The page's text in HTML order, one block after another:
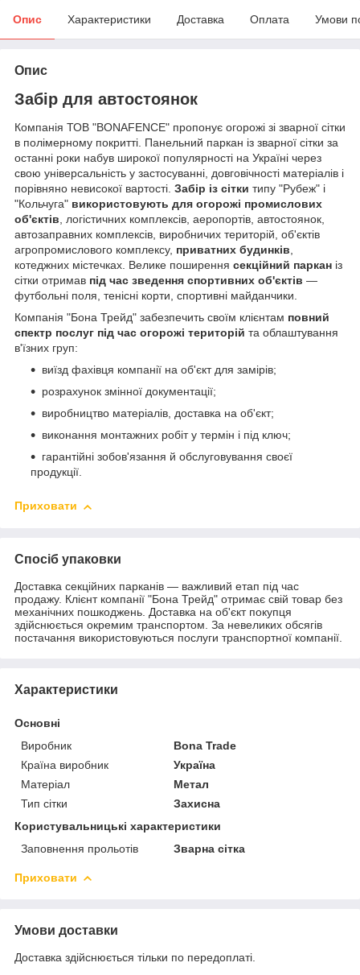
Опис Характеристики Доставка Оплата Умови
Опис
Забір для автостоянок
Компанія ТОВ "BONAFENCE" пропонує огорожі зі зварної сітки
в полімерному покритті. Панельний паркан із зварної сітки за
останні роки набув широкої популярності на Україні через
свою універсальність у застосуванні, довговічності матеріалів і
порівняно невисокої вартості. Забір із сітки типу "Рубеж" і
"Кольчуга" використовують для огорожі промислових
об'єктів, логістичних комплексів, аеропортів, автостоянок,
автозаправних комплексів, виробничих територій, об'єктів
агропромислового комплексу, приватних будинків,
котеджних містечках. Велике поширення секційний паркан із
сітки отримав під час зведення спортивних об'єктів —
футбольні поля, тенісні корти, спортивні майданчики.
Компанія "Бона Трейд" забезпечить своїм клієнтам повний
спектр послуг під час огорожі територій та облаштування
в'їзних груп:
виїзд фахівця компанії на об'єкт для замірів;
розрахунок змінної документації;
виробництво матеріалів, доставка на об'єкт;
виконання монтажних робіт у термін і під ключ;
гарантійні зобов'язання й обслуговування своєї
продукції.
Приховати
Спосіб упаковки
Доставка секційних парканів — важливий етап під час
продажу. Клієнт компанії "Бона Трейд" отримає свій товар без
механічних пошкоджень. Доставка на об'єкт покупця
здійснюється окремим транспортом. За невеликих обсягів
постачання використовуються послуги транспортної компанії.
Характеристики
Основні
Виробник
Bona Trade
Країна виробник
Україна
Матеріал
Метал
Тип сітки
Захисна
Користувальницькі характеристики
Заповнення прольотів
Зварна сітка
Приховати
Умови доставки
Доставка здійснюється тільки по передоплаті.